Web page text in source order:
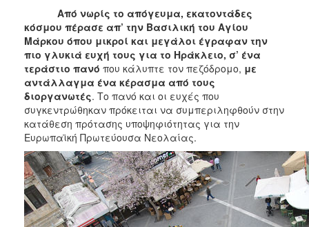
ΤΟΠΟΣ
ΠΟΛΙΤΙΣΜΟΣ
ΑΝΘΕΚΤΙΚΗ
ΠΟΛΗ
Από νωρίς το απόγευμα, εκατοντάδες
κόσμου πέρασε απ’ την Βασιλική του Αγίου
Μάρκου όπου μικροί και μεγάλοι έγραφαν την
πιο γλυκιά ευχή τους για το Ηράκλειο, σ’ ένα
τεράστιο πανό που κάλυπτε τον πεζόδρομο, με
αντάλλαγμα ένα κέρασμα από τους
διοργανωτές. Το πανό και οι ευχές που
συγκεντρώθηκαν πρόκειται να συμπεριληφθούν στην
κατάθεση πρότασης υποψηφιότητας για την
Ευρωπαϊκή Πρωτεύουσα Νεολαίας.